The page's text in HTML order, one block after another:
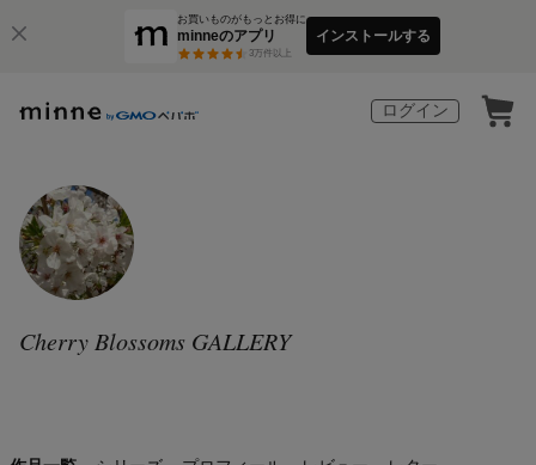
お買いものがもっとお得に
minneのアプリ
3万件以上
インストールする
ログイン
Cherry Blossoms GALLERY